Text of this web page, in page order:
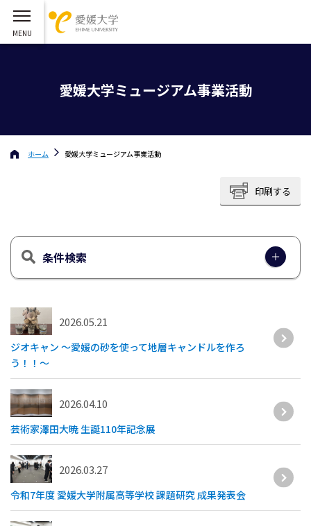
愛媛大学ミュージアム事業活動
ホーム 愛媛大学ミュージアム事業活動
印刷する
条件検索
2026.05.21
ジオキャン 〜愛媛の砂を使って地層キャンドルを作ろ
う！！〜
2026.04.10
芸術家澤田大暁 生誕110年記念展
2026.03.27
令和7年度 愛媛大学附属高等学校 課題研究 成果発表会